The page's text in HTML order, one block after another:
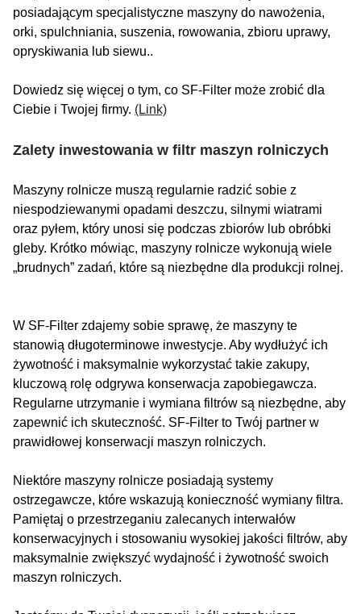
posiadającym specjalistyczne maszyny do nawożenia,
orki, spulchniania, suszenia, rowowania, zbioru uprawy,
opryskiwania lub siewu..
Dowiedz się więcej o tym, co SF-Filter może zrobić dla
Ciebie i Twojej firmy. (Link)
Zalety inwestowania w filtr maszyn rolniczych
Maszyny rolnicze muszą regularnie radzić sobie z
niespodziewanymi opadami deszczu, silnymi wiatrami
oraz pyłem, który unosi się podczas zbiorów lub obróbki
gleby. Krótko mówiąc, maszyny rolnicze wykonują wiele
„brudnych” zadań, które są niezbędne dla produkcji rolnej.
W SF-Filter zdajemy sobie sprawę, że maszyny te
stanowią długoterminowe inwestycje. Aby wydłużyć ich
żywotność i maksymalnie wykorzystać takie zakupy,
kluczową rolę odgrywa konserwacja zapobiegawcza.
Regularne utrzymanie i wymiana filtrów są niezbędne, aby
zapewnić ich skuteczność. SF-Filter to Twój partner w
prawidłowej konserwacji maszyn rolniczych.
Niektóre maszyny rolnicze posiadają systemy
ostrzegawcze, które wskazują konieczność wymiany filtra.
Pamiętaj o przestrzeganiu zalecanych interwałów
konserwacyjnych i stosowaniu wysokiej jakości filtrów, aby
maksymalnie zwiększyć wydajność i żywotność swoich
maszyn rolniczych.